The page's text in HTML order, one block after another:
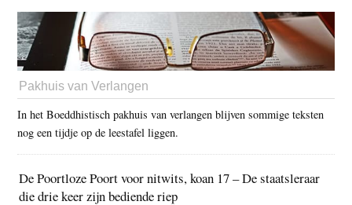
Pakhuis van Verlangen
In het Boeddhistisch pakhuis van verlangen blijven sommige teksten
nog een tijdje op de leestafel liggen.
De Poortloze Poort voor nitwits, koan 17 – De staatsleraar
die drie keer zijn bediende riep